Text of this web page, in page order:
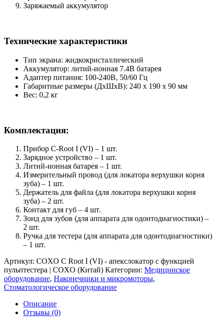
Заряжаемый аккумулятор
Технические характеристики
Тип экрана: жидкокристаллический
Аккумулятор: литий-ионная 7.4В батарея
Адаптер питания: 100-240В, 50/60 Гц
Габаритные размеры (ДхШхВ): 240 х 190 х 90 мм
Вес: 0,2 кг
Комплектация:
Прибор C-Root I (VI) – 1 шт.
Зарядное устройство – 1 шт.
Литий-ионная батарея – 1 шт.
Измерительный провод (для локатора верхушки корня
зуба) – 1 шт.
Держатель для файла (для локатора верхушки корня
зуба) – 2 шт.
Контакт для губ – 4 шт.
Зонд для зубов (для аппарата для одонтодиагностики) –
2 шт.
Ручка для тестера (для аппарата для одонтодиагностики)
– 1 шт.
Артикул: COXO C Root I (VI) - апекслокатор с функцией
пульптестера | COXO (Китай) Категории: Медицинское
оборудование, Наконечники и микромоторы,
Стоматологическое оборудование
Описание
Отзывы (0)